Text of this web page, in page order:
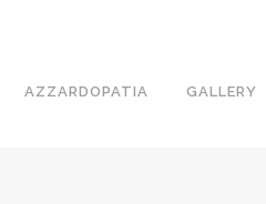
AZZARDOPATIA GALLERY